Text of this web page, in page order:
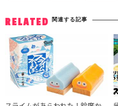
RELATED 関連する記事